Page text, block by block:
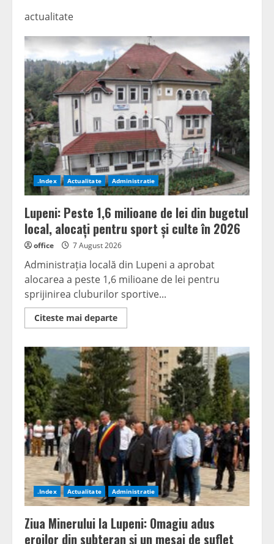
actualitate
.Index Actualitate Administratie
Lupeni: Peste 1,6 milioane de lei din bugetul
local, alocați pentru sport și culte în 2026
office 7 August 2026
Administrația locală din Lupeni a aprobat
alocarea a peste 1,6 milioane de lei pentru
sprijinirea cluburilor sportive...
Citeste mai departeRead
more
Peste
1,6
milioane
de
lei
din
bugetul
local,
alocați
pentru
sport
și
culte
în
2026
.Index Actualitate Administratie
Ziua Minerului la Lupeni: Omagiu adus
eroilor din subteran și un mesaj de suflet